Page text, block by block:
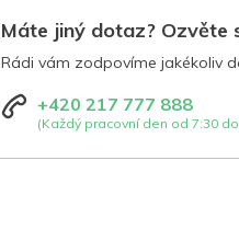
Máte jiný dotaz? Ozvěte
Rádi vám zodpovíme jakékoliv
+420 217 777 888
(Každý pracovní den od 7:30